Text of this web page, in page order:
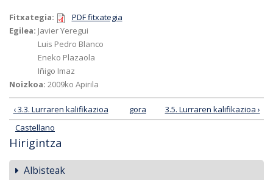
Fitxategia:
PDF fitxategia
Egilea: Javier Yeregui
Luis Pedro Blanco
Eneko Plazaola
Iñigo Imaz
Noizkoa: 2009ko Apirila
‹ 3.3. Lurraren kalifikazioa gora
3.5. Lurraren kalifikazioa ›
Castellano
Hirigintza
Albisteak